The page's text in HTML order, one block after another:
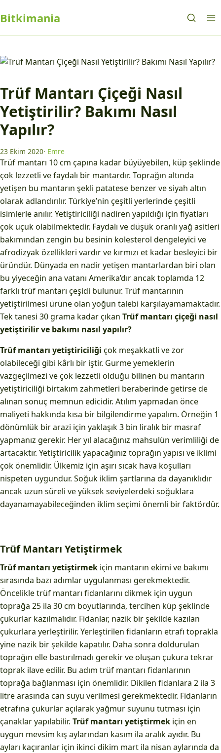
Bitkimania
Trüf Mantarı Çiçeği Nasıl
Yetiştirilir? Bakımı Nasıl
Yapılır?
23 Ekim 2020· Emre
Trüf mantarı 10 cm çapına kadar büyüyebilen, küp şeklinde
çok lezzetli ve faydalı bir mantardır. Toprağın altında
yetişen bu mantarın şekli patatese benzer ve siyah altın
olarak adlandırılır. Türkiye’nin çeşitli yerlerinde çeşitli
isimlerle anılır. Yetiştiriciliği nadiren yapıldığı için fiyatları
çok uçuk olabilmektedir. Faydalı ve düşük oranlı yağ asitleri
bakımından zengin bu besinin kolesterol dengeleyici ve
afrodizyak özellikleri vardır ve kırmızı et kadar besleyici bir
üründür. Dünyada en nadir yetişen mantarlardan biri olan
bu yiyeceğin ana vatanı Amerika’dır ancak toplamda 12
farklı trüf mantarı çeşidi bulunur. Trüf mantarının
yetiştirilmesi ürüne olan yoğun talebi karşılayamamaktadır.
Tek tanesi 30 grama kadar çıkan Trüf mantarı çiçeği nasıl
yetiştirilir ve bakımı nasıl yapılır?
Trüf mantarı yetiştiriciliği çok meşakkatli ve zor
olabileceği gibi kârlı bir iştir. Gurme yemeklerin
vazgeçilmezi ve çok lezzetli olduğu bilinen bu mantarın
yetiştiriciliği birtakım zahmetleri beraberinde getirse de
alınan sonuç memnun edicidir. Atılım yapmadan önce
maliyeti hakkında kısa bir bilgilendirme yapalım. Örneğin 1
dönümlük bir arazi için yaklaşık 3 bin liralık bir masraf
yapmanız gerekir. Her yıl alacağınız mahsulün verimliliği de
artacaktır. Yetiştiricilik yapacağınız toprağın yapısı ve iklimi
çok önemlidir. Ülkemiz için aşırı sıcak hava koşulları
nispeten uygundur. Soğuk iklim şartlarına da dayanıklıdır
ancak uzun süreli ve yüksek seviyelerdeki soğuklara
dayanamayabileceğinden iklim seçimi önemli bir faktördür.
Trüf Mantarı Yetiştirmek
Trüf mantarı yetiştirmek için mantarın ekimi ve bakımı
sırasında bazı adımlar uygulanması gerekmektedir.
Öncelikle trüf mantarı fidanlarını dikmek için uygun
toprağa 25 ila 30 cm boyutlarında, tercihen küp şeklinde
çukurlar kazılmalıdır. Fidanlar, nazik bir şekilde kazılan
çukurlara yerleştirilir. Yerleştirilen fidanların etrafı toprakla
yine nazik bir şekilde kapatılır. Daha sonra doldurulan
toprağın elle bastırılmadı gerekir ve oluşan çukura tekrar
toprak ilave edilir. Bu adım trüf mantarı fidanlarının
toprağa bağlanması için önemlidir. Dikilen fidanlara 2 ila 3
litre arasında can suyu verilmesi gerekmektedir. Fidanların
etrafına çukurlar açılarak yağmur suyunu tutması için
çanaklar yapılabilir. Trüf mantarı yetiştirmek için en
uygun mevsim kış aylarından kasım ila aralık ayıdır. Bu
ayları kaçıranlar için ikinci dikim mart ila nisan aylarında da